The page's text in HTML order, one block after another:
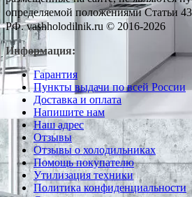
определяемой положениями Статьи
РФ. vashholodilnik.ru © 2016-2026
Информация:
Гарантия
Пункты выдачи по всей России
Доставка и оплата
Напишите нам
Наш адрес
Отзывы
Отзывы о холодильниках
Помощь покупателю
Утилизация техники
Политика конфиденциальности